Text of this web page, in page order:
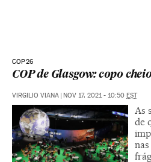
COP26
COP de Glasgow: copo
VIRGILIO VIANA NOV 17, 2021 - 10:50 EST
As
de